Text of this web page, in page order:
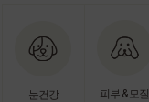
눈건강 피부 & 모질